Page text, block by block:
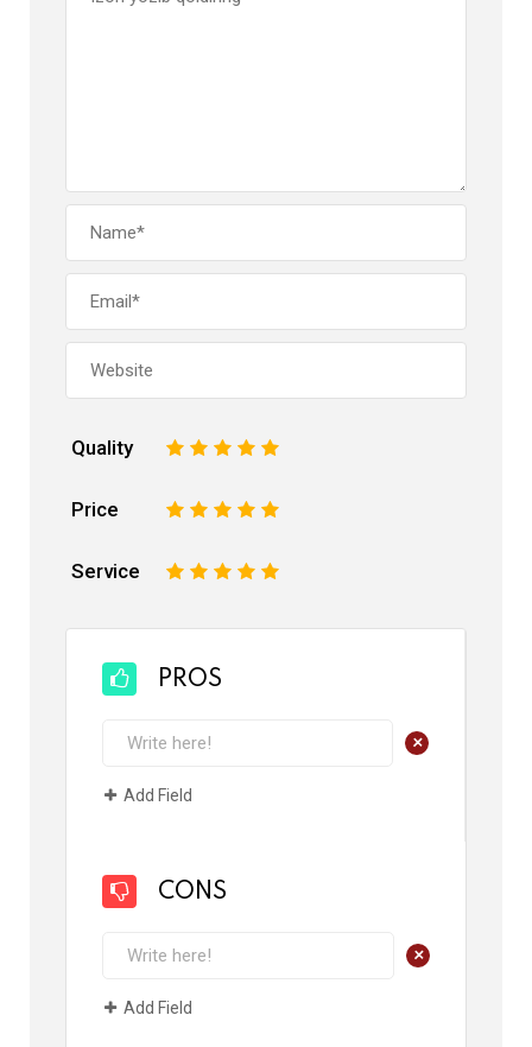
Quality 5
4
3
2
Price 5
4
3
2
Service 5
4
3
2
PROS
+
Add Field
CONS
+
Add Field